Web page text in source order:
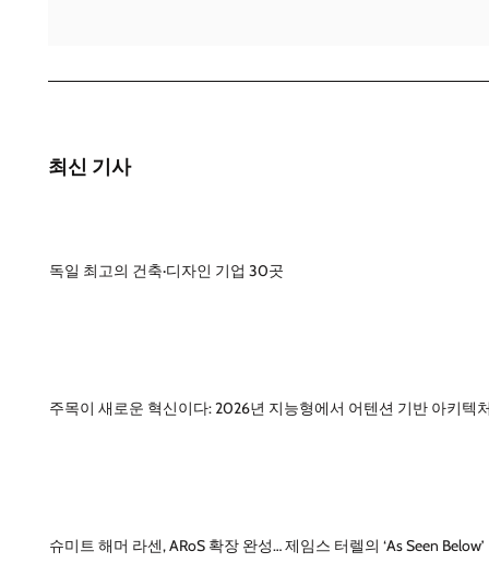
최신 기사
독일 최고의 건축·디자인 기업 30곳
주목이 새로운 혁신이다: 2026년 지능형에서 어텐션 기반 아키텍
슈미트 해머 라센, ARoS 확장 완성… 제임스 터렐의 ‘As Seen